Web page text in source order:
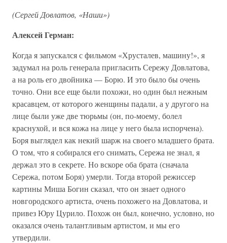
(Сергей Довлатов, «Наши»)
Алексей Герман:
Когда я запускался с фильмом «Хрусталев, машину!», я
задумал на роль генерала пригласить Сережу Довлатова,
а на роль его двойника — Борю. И это было бы очень
точно. Они все еще были похожи, но один был нежным
красавцем, от которого женщины падали, а у другого на
лице были уже две тюрьмы (он, по-моему, болел
краснухой, и вся кожа на лице у него была испорчена).
Боря выглядел как некий шарж на своего младшего брата.
О том, что я собирался его снимать, Сережа не знал, я
держал это в секрете. Но вскоре оба брата (сначала
Сережа, потом Боря) умерли. Тогда второй режиссер
картины Миша Богин сказал, что он знает одного
новгородского артиста, очень похожего на Довлатова, и
привез Юру Цурило. Похож он был, конечно, условно, но
оказался очень талантливым артистом, и мы его
утвердили.